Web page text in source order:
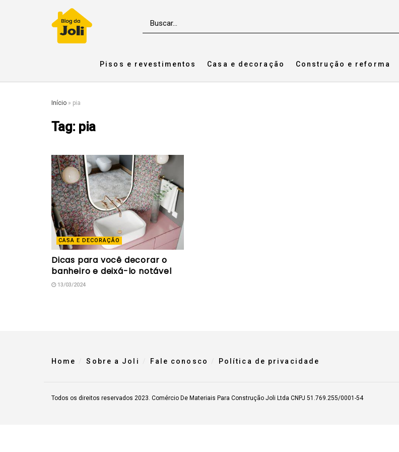
Pisos e revestimentos Casa e decoração Construção e reforma
Início » pia
Tag: pia
CASA E DECORAÇÃO
Dicas para você decorar o
banheiro e deixá-lo notável
13/03/2024
Home Sobre a Joli Fale conosco Política de privacidade
Todos os direitos reservados 2023. Comércio De Materiais Para Construção Joli Ltda CNPJ 51.769.255/0001-54